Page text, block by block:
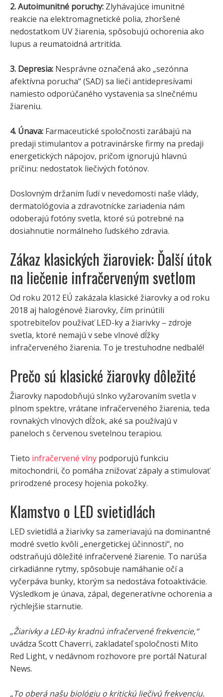
2. Autoimunitné poruchy: Zlyhávajúce imunitné
reakcie na elektromagnetické polia, zhoršené
nedostatkom UV žiarenia, spôsobujú ochorenia ako
lupus a reumatoidná artritída.
3. Depresia: Nesprávne označená ako „sezónna
afektívna porucha“ (SAD) sa lieči antidepresívami
namiesto odporúčaného vystavenia sa slnečnému
žiareniu.
4. Únava: Farmaceutické spoločnosti zarábajú na
predaji stimulantov a potravinárske firmy na predaji
energetických nápojov, pričom ignorujú hlavnú
príčinu: nedostatok liečivých fotónov.
Doslovným držaním ľudí v nevedomosti naše vlády,
dermatológovia a zdravotnícke zariadenia nám
odoberajú fotóny svetla, ktoré sú potrebné na
dosiahnutie normálneho ľudského zdravia.
Zákaz klasických žiaroviek: Ďalší útok
na liečenie infračerveným svetlom
Od roku 2012 EÚ zakázala klasické žiarovky a od roku
2018 aj halogénové žiarovky, čím prinútili
spotrebiteľov používať LED-ky a žiarivky – zdroje
svetla, ktoré nemajú v sebe vlnové dĺžky
infračerveného žiarenia. To je trestuhodne nedbalé!
Prečo sú klasické žiarovky dôležité
Žiarovky napodobňujú slnko vyžarovaním svetla v
plnom spektre, vrátane infračerveného žiarenia, teda
rovnakých vlnových dĺžok, aké sa používajú v
paneloch s červenou svetelnou terapiou.
Tieto infračervené vlny podporujú funkciu
mitochondrií, čo pomáha znižovať zápaly a stimulovať
prirodzené procesy hojenia pokožky.
Klamstvo o LED svietidlách
LED svietidlá a žiarivky sa zameriavajú na dominantné
modré svetlo kvôli „energetickej účinnosti“, no
odstraňujú dôležité infračervené žiarenie. To narúša
cirkadiánne rytmy, spôsobuje namáhanie očí a
vyčerpáva bunky, ktorým sa nedostáva fotoaktivácie.
Výsledkom je únava, zápal, degeneratívne ochorenia a
rýchlejšie starnutie.
„Žiarivky a LED-ky kradnú infračervené frekvencie,“
uvádza Scott Chaverri, zakladateľ spoločnosti Mito
Red Light, v nedávnom rozhovore pre portál Natural
News.
„To oberá našu biológiu o kritickú liečivú frekvenciu.